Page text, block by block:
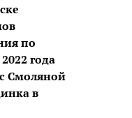
по
года
Смоляной
в